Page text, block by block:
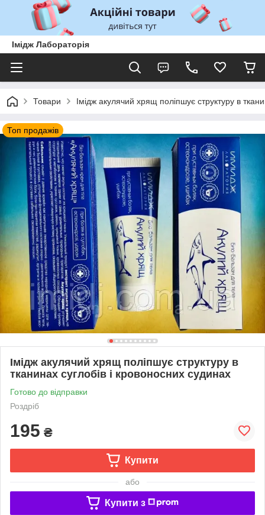
Імідж Лабораторія
Товари Імідж акулячий хрящ поліпшує структуру в
Топ продажів
Імідж акулячий хрящ поліпшує структуру в
тканинах суглобів і кровоносних судинах
Готово до відправки
Роздріб
195 ₴
Купити
або
Купити з